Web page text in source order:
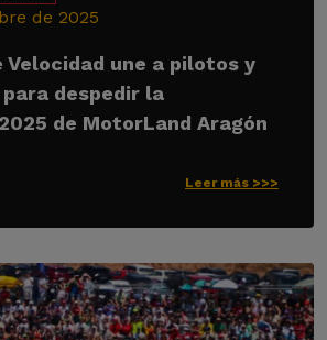
de 2025
Velocidad une a pilotos y
despedir la
de MotorLand Aragón
Leer más >>>